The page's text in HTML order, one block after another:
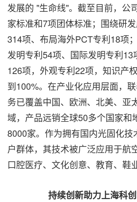
发展的 "生命线"。截至目前，公
家标准和7项团体标准； 围绕研
314项、布局海外PCT专利18项；
发明专利54项、国际发明专利13
126项，外观专利22项，知识产
到100%。在产业化应用层面，
务已覆盖中国、欧洲、北美、亚
域，产品远销全球50多个国家和
8000家。作为拥有国内光固化技
户群体，其技术被广泛应用于航
口腔医疗、文化创意、教育、鞋
持续创新助力上海科